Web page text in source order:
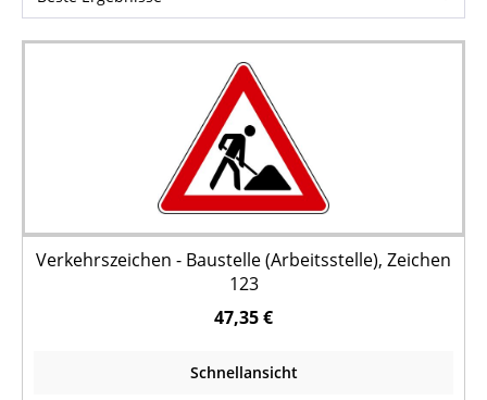
Verkehrszeichen - Baustelle (Arbeitsstelle), Zeichen
123
47,35 €
Schnellansicht